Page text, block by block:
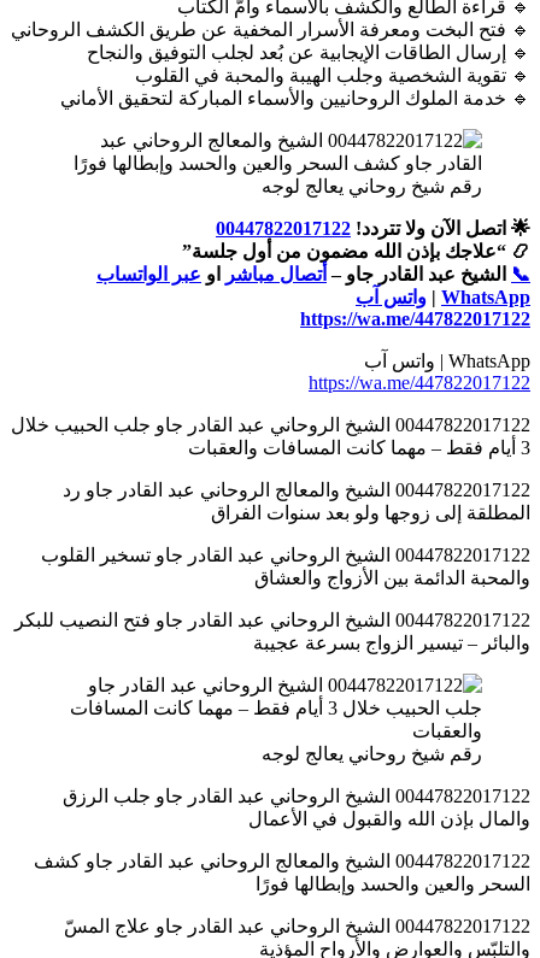
🔹 قراءة الطالع والكشف بالأسماء وأمّ الكتاب
🔹 فتح البخت ومعرفة الأسرار المخفية عن طريق الكشف الروحاني
🔹 إرسال الطاقات الإيجابية عن بُعد لجلب التوفيق والنجاح
🔹 تقوية الشخصية وجلب الهيبة والمحبة في القلوب
🔹 خدمة الملوك الروحانيين والأسماء المباركة لتحقيق الأماني
رقم شيخ روحاني يعالج لوجه
🌟 اتصل الآن ولا تتردد! 00447822017122
📿 “علاجك بإذن الله مضمون من أول جلسة”
📞
الشيخ عبد القادر جاو – أتصال مباشر او عبر الواتساب
WhatsApp
| واتس آب
https://wa.me/447822017122
WhatsApp | واتس آب
https://wa.me/447822017122
00447822017122 الشيخ الروحاني عبد القادر جاو جلب الحبيب خلال
3 أيام فقط – مهما كانت المسافات والعقبات
00447822017122 الشيخ والمعالج الروحاني عبد القادر جاو رد
المطلقة إلى زوجها ولو بعد سنوات الفراق
00447822017122 الشيخ الروحاني عبد القادر جاو تسخير القلوب
والمحبة الدائمة بين الأزواج والعشاق
00447822017122 الشيخ الروحاني عبد القادر جاو فتح النصيب للبكر
والبائر – تيسير الزواج بسرعة عجيبة
رقم شيخ روحاني يعالج لوجه
00447822017122 الشيخ الروحاني عبد القادر جاو جلب الرزق
والمال بإذن الله والقبول في الأعمال
00447822017122 الشيخ والمعالج الروحاني عبد القادر جاو كشف
السحر والعين والحسد وإبطالها فورًا
00447822017122 الشيخ الروحاني عبد القادر جاو علاج المسّ
والتلبّس والعوارض والأرواح المؤذية